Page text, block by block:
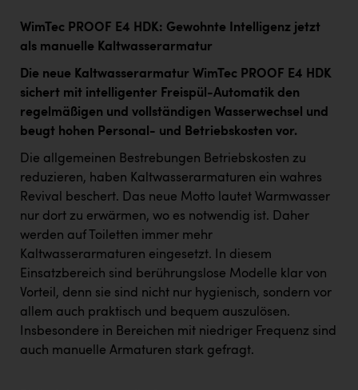
WimTec PROOF E4 HDK: Gewohnte Intelligenz jetzt
als manuelle Kaltwasserarmatur
Die neue Kaltwasserarmatur WimTec PROOF E4 HDK
sichert mit intelligenter Freispül-Automatik den
regelmäßigen und vollständigen Wasserwechsel und
beugt hohen Personal- und Betriebskosten vor.
Die allgemeinen Bestrebungen Betriebskosten zu
reduzieren, haben Kaltwasserarmaturen ein wahres
Revival beschert. Das neue Motto lautet Warmwasser
nur dort zu erwärmen, wo es notwendig ist. Daher
werden auf Toiletten immer mehr
Kaltwasserarmaturen eingesetzt. In diesem
Einsatzbereich sind berührungslose Modelle klar von
Vorteil, denn sie sind nicht nur hygienisch, sondern vor
allem auch praktisch und bequem auszulösen.
Insbesondere in Bereichen mit niedriger Frequenz sind
auch manuelle Armaturen stark gefragt.